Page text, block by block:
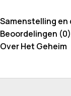
Samenstelling en
Beoordelingen (0)
Over Het Geheim